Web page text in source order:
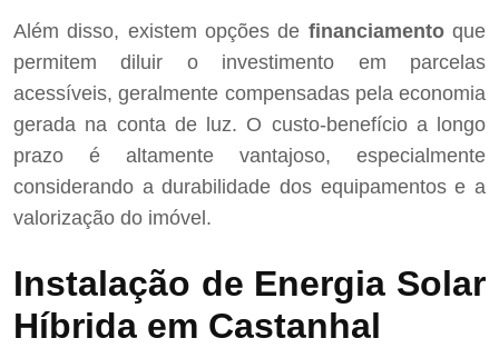
Além disso, existem opções de financiamentoque
permitem diluir o investimento em parcelas
acessíveis, geralmente compensadas pela economia
gerada na conta de luz. O custo-benefício a longo
prazo é altamente vantajoso, especialmente
considerando a durabilidade dos equipamentos e a
valorização do imóvel.
Instalação de Energia Solar
Híbrida em Castanhal